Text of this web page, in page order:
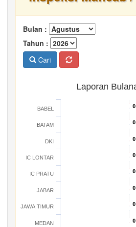
Bulan :
Tahun :
Cari
Laporan
0
0
0
0
0
0
0
0
0
0
0
0
0
0
0
0
BABEL
BATAM
DKI
IC LONTAR
IC PRATU
JABAR
JAWA TIMUR
MEDAN